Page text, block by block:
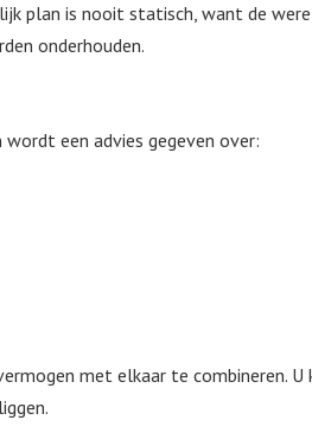
plan is nooit statisch, want de
onderhouden.
een advies gegeven over:
met elkaar te combineren.